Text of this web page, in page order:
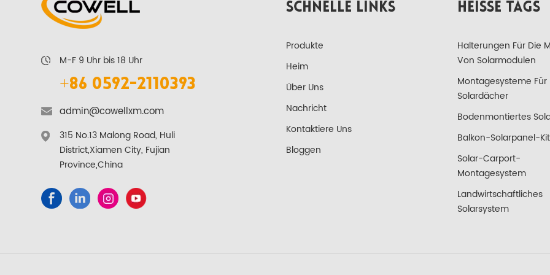
M-F 9 Uhr bis 18 Uhr
+86 0592-2110393
admin@cowellxm.com
315 No.13 Malong Road, Huli
District,Xiamen City, Fujian
Province,China
SCHNELLE LINKS
Produkte
Heim
Über Uns
Nachricht
Kontaktiere Uns
Bloggen
HEISSE TAGS
Halterungen Für Die
Von Solarmodulen
Montagesysteme Für
Solardächer
Bodenmontiertes
Balkon-Solarpanel-Kit
Solar-Carport-
Montagesystem
Landwirtschaftliches
Solarsystem